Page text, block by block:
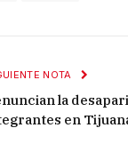
NOTA
la
en